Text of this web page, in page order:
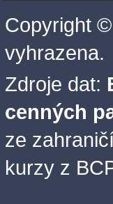
Copyright
vyhrazena.
Zdroje dat:
cenných
ze
kurzy z